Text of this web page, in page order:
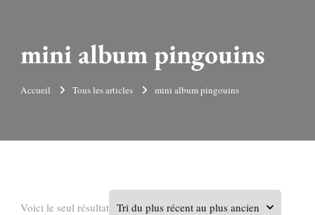
mini album pingouins
Accueil Tous les articles mini album pingouins
Voici le seul résultat